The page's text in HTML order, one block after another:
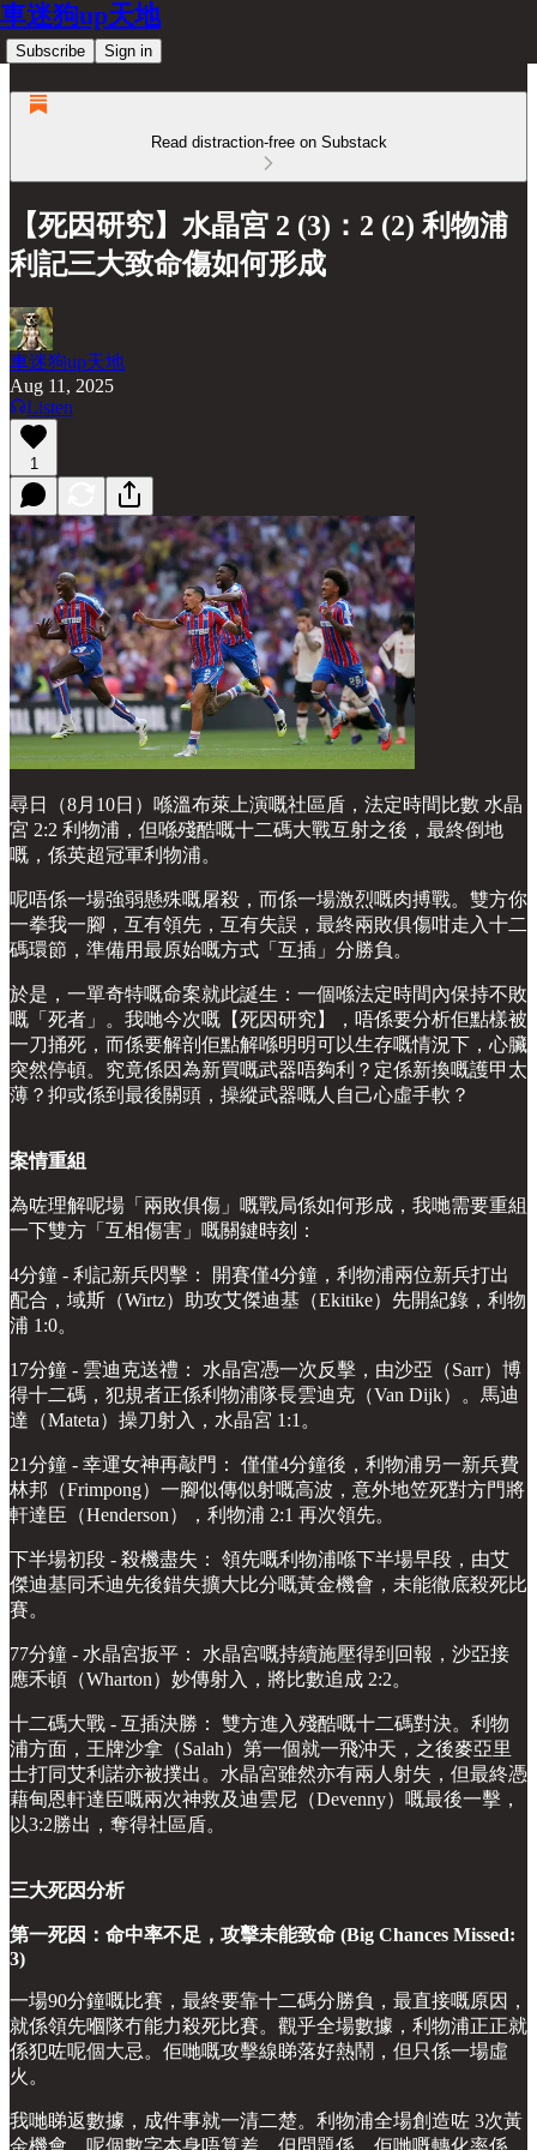
車迷狗up天地
Subscribe Sign in
Read distraction-free on Substack
【死因研究】水晶宮 2 (3)：2 (2) 利物浦
利記三大致命傷如何形成
車迷狗up天地
Aug 11, 2025
Listen
1
尋日（8月10日）喺溫布萊上演嘅社區盾，法定時間比數 水晶
宮 2:2 利物浦，但喺殘酷嘅十二碼大戰互射之後，最終倒地
嘅，係英超冠軍利物浦。
呢唔係一場強弱懸殊嘅屠殺，而係一場激烈嘅肉搏戰。雙方你
一拳我一腳，互有領先，互有失誤，最終兩敗俱傷咁走入十二
碼環節，準備用最原始嘅方式「互插」分勝負。
於是，一單奇特嘅命案就此誕生：一個喺法定時間內保持不敗
嘅「死者」。我哋今次嘅【死因研究】，唔係要分析佢點樣被
一刀捅死，而係要解剖佢點解喺明明可以生存嘅情況下，心臟
突然停頓。究竟係因為新買嘅武器唔夠利？定係新換嘅護甲太
薄？抑或係到最後關頭，操縱武器嘅人自己心虛手軟？
案情重組
為咗理解呢場「兩敗俱傷」嘅戰局係如何形成，我哋需要重組
一下雙方「互相傷害」嘅關鍵時刻：
4分鐘 - 利記新兵閃擊： 開賽僅4分鐘，利物浦兩位新兵打出
配合，域斯（Wirtz）助攻艾傑迪基（Ekitike）先開紀錄，利物
浦 1:0。
17分鐘 - 雲迪克送禮： 水晶宮憑一次反擊，由沙亞（Sarr）博
得十二碼，犯規者正係利物浦隊長雲迪克（Van Dijk）。馬迪
達（Mateta）操刀射入，水晶宮 1:1。
21分鐘 - 幸運女神再敲門： 僅僅4分鐘後，利物浦另一新兵費
林邦（Frimpong）一腳似傳似射嘅高波，意外地笠死對方門將
軒達臣（Henderson），利物浦 2:1 再次領先。
下半場初段 - 殺機盡失： 領先嘅利物浦喺下半場早段，由艾
傑迪基同禾迪先後錯失擴大比分嘅黃金機會，未能徹底殺死比
賽。
77分鐘 - 水晶宮扳平： 水晶宮嘅持續施壓得到回報，沙亞接
應禾頓（Wharton）妙傳射入，將比數追成 2:2。
十二碼大戰 - 互插決勝： 雙方進入殘酷嘅十二碼對決。利物
浦方面，王牌沙拿（Salah）第一個就一飛沖天，之後麥亞里
士打同艾利諾亦被撲出。水晶宮雖然亦有兩人射失，但最終憑
藉甸恩軒達臣嘅兩次神救及迪雲尼（Devenny）嘅最後一擊，
以3:2勝出，奪得社區盾。
三大死因分析
第一死因：命中率不足，攻擊未能致命 (Big Chances Missed:
3)
一場90分鐘嘅比賽，最終要靠十二碼分勝負，最直接嘅原因，
就係領先嗰隊冇能力殺死比賽。觀乎全場數據，利物浦正正就
係犯咗呢個大忌。佢哋嘅攻擊線睇落好熱鬧，但只係一場虛
火。
我哋睇返數據，成件事就一清二楚。利物浦全場創造咗 3次黃